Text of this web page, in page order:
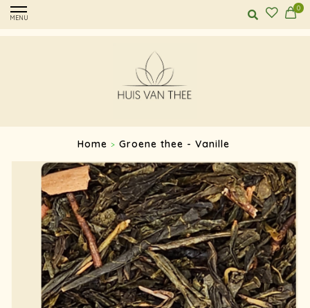
MENU
0
Home > Groene thee - Vanille